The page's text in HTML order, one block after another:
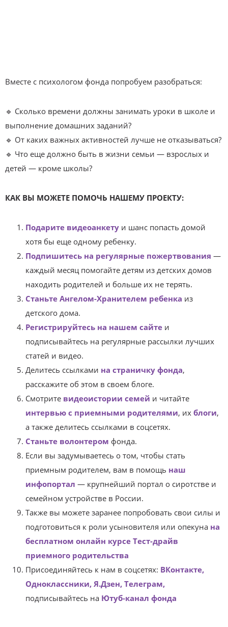
Вместе с психологом фонда попробуем разобраться:
🔹 Сколько времени должны занимать уроки в школе и
выполнение домашних заданий?
🔹 От каких важных активностей лучше не отказываться?
🔹 Что еще должно быть в жизни семьи — взрослых и
детей — кроме школы?
КАК ВЫ МОЖЕТЕ ПОМОЧЬ НАШЕМУ ПРОЕКТУ:
Подарите видеоанкету и шанс попасть домой
хотя бы еще одному ребенку.
Подпишитесь на регулярные пожертвования —
каждый месяц помогайте детям из детских домов
находить родителей и больше их не терять.
Станьте Ангелом-Хранителем ребенка из
детского дома.
Регистрируйтесь на нашем сайте и
подписывайтесь на регулярные рассылки лучших
статей и видео.
Делитесь ссылками на страничку фонда,
расскажите об этом в своем блоге.
Смотрите видеоистории семей и читайте
интервью с приемными родителями, их блоги,
а также делитесь ссылками в соцсетях.
Станьте волонтером фонда.
Если вы задумываетесь о том, чтобы стать
приемным родителем, вам в помощь наш
инфопортал — крупнейший портал о сиротстве и
семейном устройстве в России.
Также вы можете заранее попробовать свои силы и
подготовиться к роли усыновителя или опекуна на
бесплатном онлайн курсе Тест-драйв
приемного родительства
Присоединяйтесь к нам в соцсетях: ВКонтакте,
Одноклассники, Я.Дзен, Телеграм,
подписывайтесь на Ютуб-канал фонда